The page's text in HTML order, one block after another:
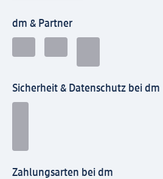
dm & Partner
Sicherheit & Datenschutz bei dm
Zahlungsarten bei dm